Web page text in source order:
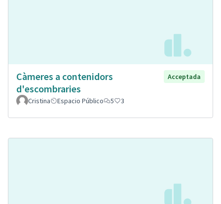
Càmeres a contenidors
d'escombraries
Acceptada
Cristina Espacio Público 5 3